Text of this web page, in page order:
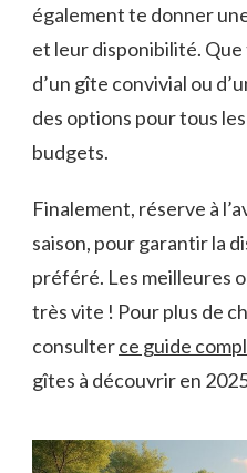
également te donner
et leur disponibilité. Que
d’un gîte convivial ou
des options pour tous
budgets.
Finalement, réserve à
saison, pour garantir la
préféré. Les meilleures
très vite ! Pour plus de
consulterce guide
gîtes à découvrir en